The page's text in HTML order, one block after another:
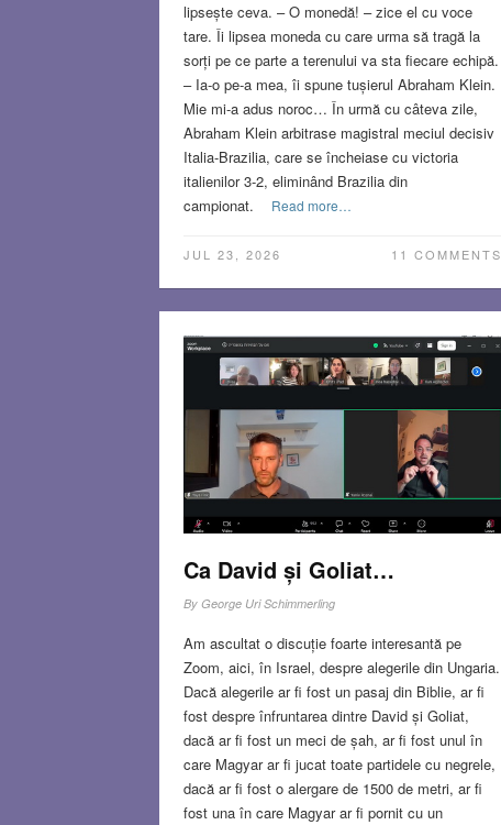
lipsește ceva. – O monedă! – zice el cu voce
tare. Îi lipsea moneda cu care urma să tragă la
sorți pe ce parte a terenului va sta fiecare echipă.
– Ia-o pe-a mea, îi spune tușierul Abraham Klein.
Mie mi-a adus noroc… În urmă cu câteva zile,
Abraham Klein arbitrase magistral meciul decisiv
Italia-Brazilia, care se încheiase cu victoria
italienilor 3-2, eliminând Brazilia din
campionat.
Read more…
JUL 23, 2026 11 COMMENTS
Ca David și Goliat…
By George Uri Schimmerling
Am ascultat o discuție foarte interesantă pe
Zoom, aici, în Israel, despre alegerile din Ungaria.
Dacă alegerile ar fi fost un pasaj din Biblie, ar fi
fost despre înfruntarea dintre David și Goliat,
dacă ar fi fost un meci de șah, ar fi fost unul în
care Magyar ar fi jucat toate partidele cu negrele,
dacă ar fi fost o alergare de 1500 de metri, ar fi
fost una în care Magyar ar fi pornit cu un